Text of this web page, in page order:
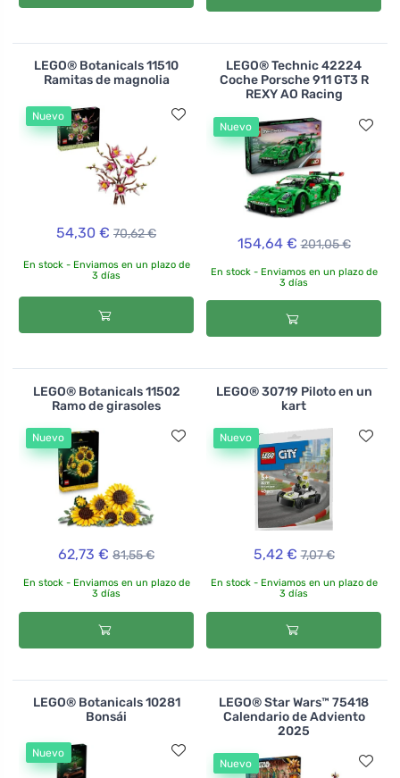
LEGO® Botanicals 11510
Ramitas de magnolia
Nuevo
54,30 € 70,62 €
En stock - Enviamos en un plazo de
3 días
LEGO® Technic 42224
Coche Porsche 911 GT3 R
REXY AO Racing
Nuevo
154,64 € 201,05 €
En stock - Enviamos en un plazo de
3 días
LEGO® Botanicals 11502
Ramo de girasoles
Nuevo
62,73 € 81,55 €
En stock - Enviamos en un plazo de
3 días
LEGO® 30719 Piloto en un
kart
Nuevo
5,42 € 7,07 €
En stock - Enviamos en un plazo de
3 días
LEGO® Botanicals 10281
Bonsái
Nuevo
LEGO® Star Wars™ 75418
Calendario de Adviento
2025
Nuevo